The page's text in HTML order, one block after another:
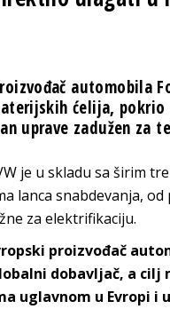
automobila
ćelija,
uprave zadužen za
je u skladu sa širim
lanca snabdevanja,
za elektrifikaciju.
proizvođač
dobavljač, a cilj
uglavnom u Evropi i